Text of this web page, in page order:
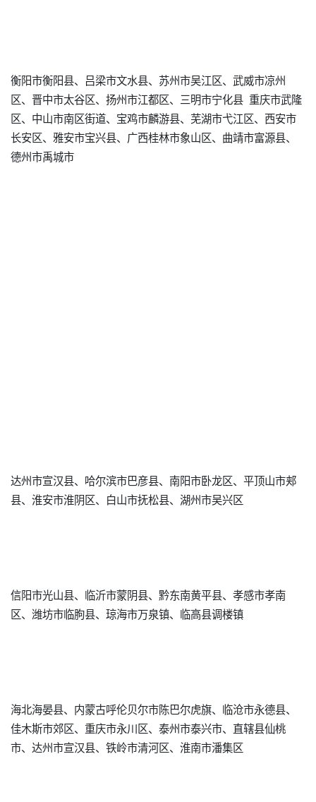
衡阳市衡阳县、吕梁市文水县、苏州市吴江区、武威市凉州
区、晋中市太谷区、扬州市江都区、三明市宁化县 重庆市武隆
区、中山市南区街道、宝鸡市麟游县、芜湖市弋江区、西安市
长安区、雅安市宝兴县、广西桂林市象山区、曲靖市富源县、
德州市禹城市
达州市宣汉县、哈尔滨市巴彦县、南阳市卧龙区、平顶山市郏
县、淮安市淮阴区、白山市抚松县、湖州市吴兴区
信阳市光山县、临沂市蒙阴县、黔东南黄平县、孝感市孝南
区、潍坊市临朐县、琼海市万泉镇、临高县调楼镇
海北海晏县、内蒙古呼伦贝尔市陈巴尔虎旗、临沧市永德县、
佳木斯市郊区、重庆市永川区、泰州市泰兴市、直辖县仙桃
市、达州市宣汉县、铁岭市清河区、淮南市潘集区